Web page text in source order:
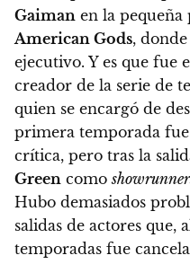
Gaiman en la pequeña
American Gods,
ejecutivo. Y es que fue
creador de la serie de
quien se encargó de
primera temporada
crítica, pero tras la
Green como
Hubo demasiados
salidas de actores que,
temporadas fue